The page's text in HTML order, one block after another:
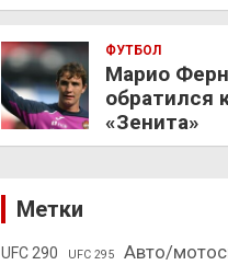
ФУТБОЛ
Марио
обратился
«Зенита»
Метки
UFC 290 UFC 295 Авто/